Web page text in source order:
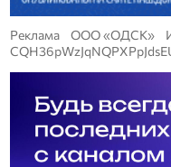
Реклама ООО «ОДСК»